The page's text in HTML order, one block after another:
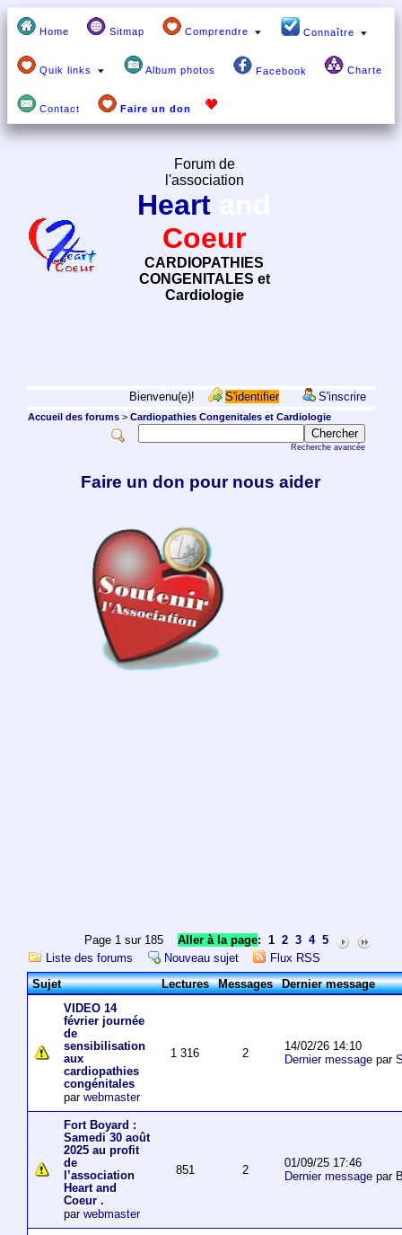
Home Sitmap Comprendre Connaître
Quik links Album photos Facebook Charte
Contact Faire un don
Forum de
l'association
Heart
Coeur
CARDIOPATHIES
CONGENITALES et
Cardiologie
Bienvenu(e)! S'identifier S'inscrire
Accueil des forums> Cardiopathies Congenitales et Cardiologie
Recherche avancée
Faire un don pour nous aider
Page 1 sur 185Aller à la page: 1 2 3 4 5
Liste des forums
Nouveau sujet
Flux RSS
Sujet
Lectures Messages Dernier message
VIDEO 14
février journée
de
sensibilisation
aux
cardiopathies
congénitales
par webmaster
1 316 2
14/02/26 14:10
Dernier messagepar
Fort Boyard :
Samedi 30 août
2025 au profit
de
l’association
Heart and
Coeur .
par webmaster
851 2
01/09/25 17:46
Dernier messagepar